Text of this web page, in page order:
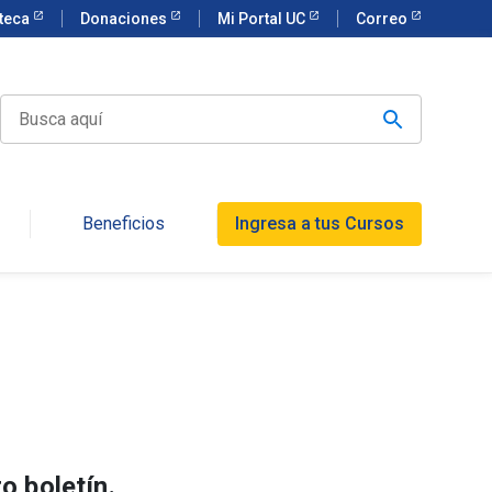
Donaciones Mi Portal UC Correo
Beneficios Ingresa a tus Cursos